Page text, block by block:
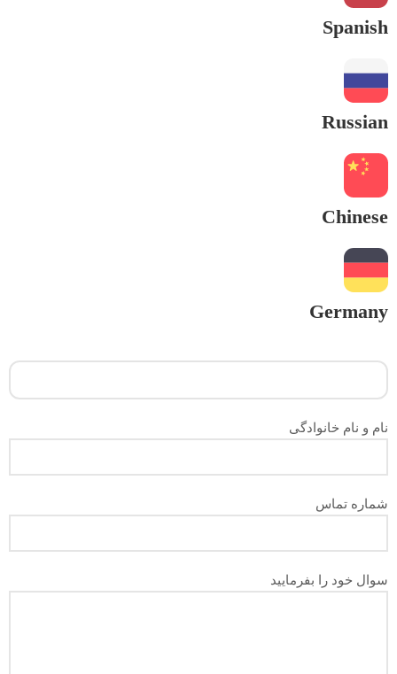
Spanish
Russian
Chinese
Germany
نام و نام خانوادگی
شماره تماس
سوال خود را بفرمایید